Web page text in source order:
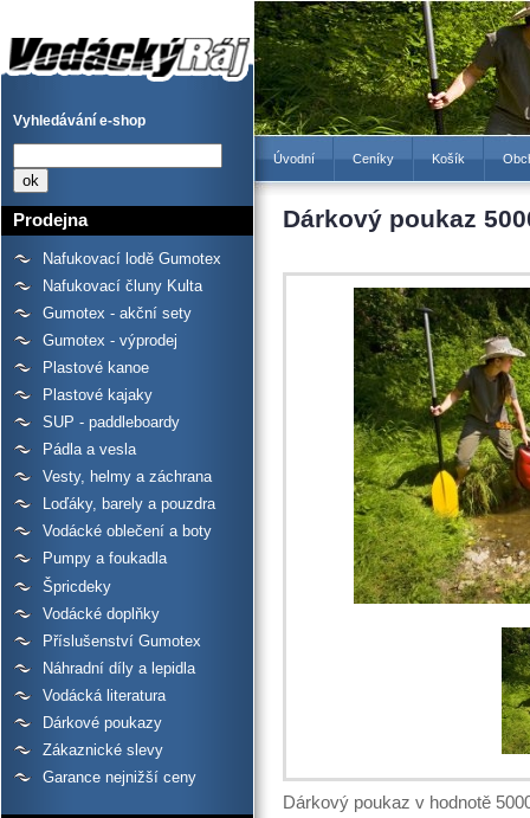
Gumotex, kanoí a kajaků -
Vodácký Ráj
Úvodní Ceníky Košík
Vyhledávání e-shop
Prodejna
Nafukovací lodě Gumotex
Nafukovací čluny Kulta
Gumotex - akční sety
Gumotex - výprodej
Plastové kanoe
Plastové kajaky
SUP - paddleboardy
Pádla a vesla
Vesty, helmy a záchrana
Loďáky, barely a pouzdra
Vodácké oblečení a boty
Pumpy a foukadla
Špricdeky
Vodácké doplňky
Příslušenství Gumotex
Náhradní díly a lepidla
Vodácká literatura
Dárkové poukazy
Zákaznické slevy
Garance nejnižší ceny
Dárkový poukaz
Dárkový poukaz v hodnotě